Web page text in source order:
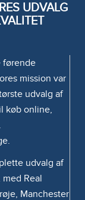
UDVALG
førende
mission var
udvalg af
køb online,
udvalg af
Real
Manchester